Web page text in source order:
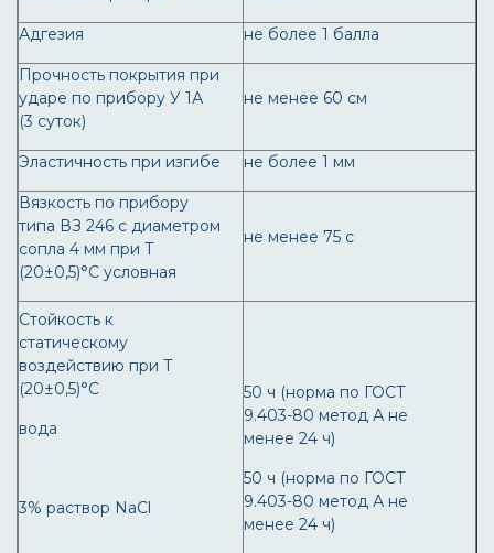
Адгезия не более 1 балла
Прочность покрытия при
ударе по прибору У 1А
(3 суток)
не менее 60 см
Эластичность при изгибе не более 1 мм
Вязкость по прибору
типа ВЗ 246 с диаметром
сопла 4 мм при T
(20±0,5)°С условная
не менее 75 с
Стойкость к
статическому
воздействию при T
(20±0,5)°С
вода
3% раствор NaCl
50 ч (норма по ГОСТ
9.403-80 метод А не
менее 24 ч)
50 ч (норма по ГОСТ
9.403-80 метод А не
менее 24 ч)